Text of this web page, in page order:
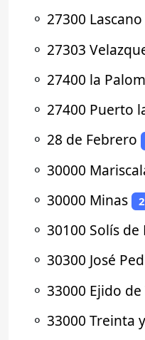
⚬ 27300 Lascano
⚬ 27303
⚬ 27400 la
⚬ 27400 Puerto
⚬ 28 de Febrero
⚬ 30000
⚬ 30000 Minas
⚬ 30100 Solís
⚬ 30300 José
⚬ 33000 Ejido
⚬ 33000 Treinta